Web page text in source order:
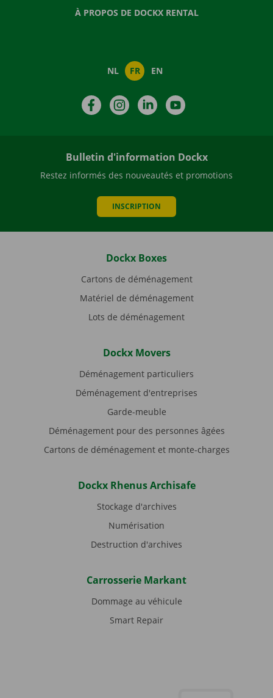
À PROPOS DE DOCKX RENTAL
NL FR EN
FacebookInstagramLinkedIn
Bulletin d'information Dockx
Restez informés des nouveautés et promotions
INSCRIPTION
Dockx Boxes
Cartons de déménagement
Matériel de déménagement
Lots de déménagement
Dockx Movers
Déménagement particuliers
Déménagement d'entreprises
Garde-meuble
Déménagement pour des personnes âgées
Cartons de déménagement et monte-charges
Dockx Rhenus Archisafe
Stockage d'archives
Numérisation
Destruction d'archives
Carrosserie Markant
Dommage au véhicule
Smart Repair